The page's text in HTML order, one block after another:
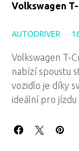
Volkswagen
AUTODRIVER
Volkswagen T-
nabízí spoustu
vozidlo je díky
ideální pro